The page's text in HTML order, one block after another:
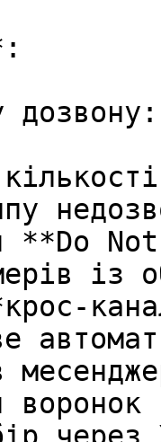
**Do
із
воронок